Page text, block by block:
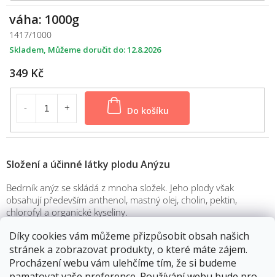
Díky cookies vám můžeme přizpůsobit obsah našich
stránek a zobrazovat produkty, o které máte zájem.
Procházení webu vám ulehčíme tím, že si budeme
váha: 1000g
1417/1000
349 Kč
Do košíku
Skladem 12.8.2026
Složení a účinné látky plodu Anýzu
Bedrník anýz se skládá z mnoha složek. Jeho plody však
obsahují především anthenol, mastný olej, cholin, pektin,
chlorofyl a organické kyseliny.
Účinky anýzu
Pokud máte potíže se střevním traktem, pomoct by vám mohl
právě anýz, účinky jeho plodu napomáhají těmto funkcím: